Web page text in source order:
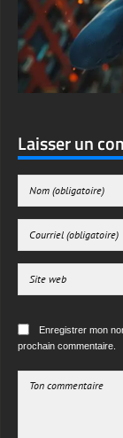
Laisser un
Enregistrer mon
prochain commentaire.